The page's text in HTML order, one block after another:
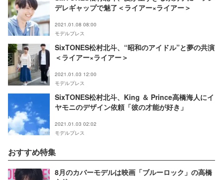
デレギャップで魅了＜ライアー×ライアー＞
2021.01.08 08:00
モデルプレス
SixTONES松村北斗、“昭和のアイドル”と夢の共演
＜ライアー×ライアー＞
2021.01.03 12:00
モデルプレス
SixTONES松村北斗、King ＆ Prince高橋海人にイ
ヤモニのデザイン依頼「彼の才能が好き」
2021.01.03 02:02
モデルプレス
おすすめ特集
8月のカバーモデルは映画「ブルーロック」の高橋